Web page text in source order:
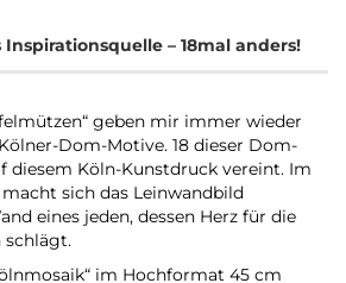
– 18mal anders!
geben mir immer wieder
Dom-Motive. 18 dieser Dom-
diesem Köln-Kunstdruck vereint. Im
sich das Leinwandbild
eines jeden, dessen Herz für die
schlägt.
im Hochformat 45 cm